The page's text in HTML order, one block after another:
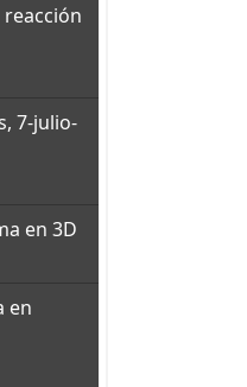
7-julio-
en 3D
en